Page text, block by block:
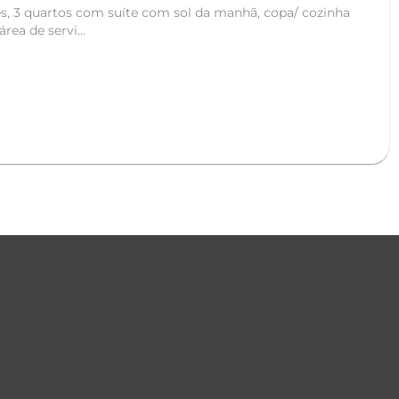
3 quartos com suíte com sol da manhã, copa/ cozinha
de servi...